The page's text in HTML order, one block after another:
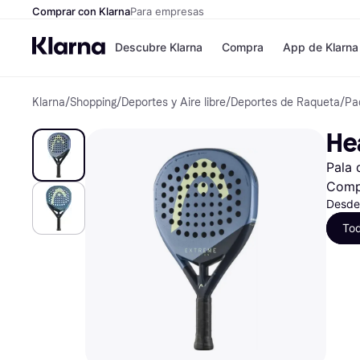
Comprar con KlarnaPara empresas
Descubre Klarna
Formas de
Paga ahora
Paga en 3 plazos
Paga en 30 días
Financiación
Klarna en Apple
Compra
Tiendas
Zalando
JD Sports
Directorio de
App de Klarna
Klarna/Shopping/Deportes y Aire libre/Deportes de Raqueta/
Pala